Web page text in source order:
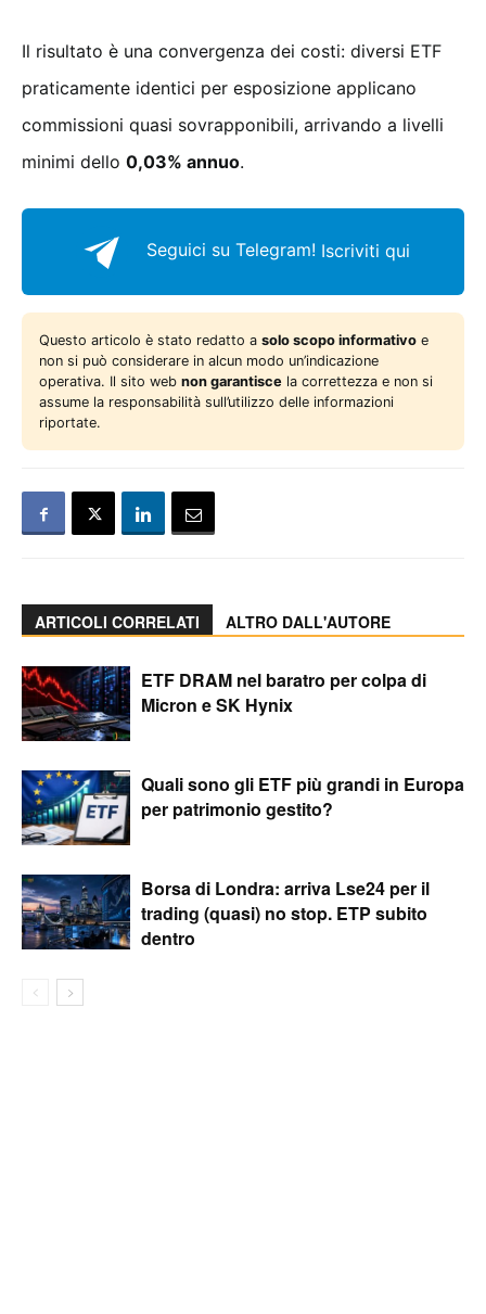
Il risultato è una convergenza dei costi: diversi ETF
praticamente identici per esposizione applicano
commissioni quasi sovrapponibili, arrivando a livelli
minimi dello 0,03% annuo.
Seguici su Telegram! Iscriviti qui
Questo articolo è stato redatto a solo scopo informativo e
non si può considerare in alcun modo un’indicazione
operativa. Il sito web non garantisce la correttezza e non si
assume la responsabilità sull’utilizzo delle informazioni
riportate.
ARTICOLI CORRELATI ALTRO DALL'AUTORE
ETF DRAM nel baratro per colpa di
Micron e SK Hynix
Quali sono gli ETF più grandi in Europa
per patrimonio gestito?
Borsa di Londra: arriva Lse24 per il
trading (quasi) no stop. ETP subito
dentro